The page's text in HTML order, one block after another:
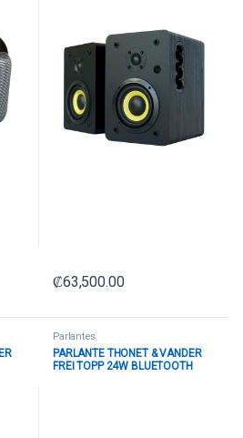
₡63,500.00
Parlantes
PARLANTE THONET & VANDER
FREI TOPP 24W BLUETOOTH